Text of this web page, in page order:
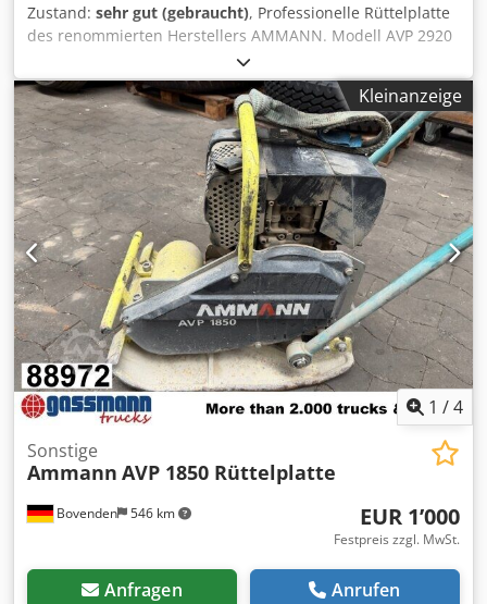
Zustand: sehr gut (gebraucht), Professionelle Rüttelplatte
des renommierten Herstellers AMMANN. Modell AVP 2920
ausgestattet mit einem zuverlässigen HATZ Dieselmotor
mit 5 kW Leistung. Die Maschine ist für professionelle
Pflasterarbeiten, Straßenbau sowie die Verdichtung von
Boden, Pflastersteinen, Schotter und Asphalt ausgelegt.
Das Gerät ist komplett mechanisch, mit robuster deutscher
Konstruktion. Optischer Zustand entsprechend den Fotos –
normale Gebrauchsspuren. Technische Daten: • Hersteller:
AMMANN • Modell: AVP 2920 • Baujahr: 1999 • Motor: HATZ
Diesel Cjdpfxoy Sifys Amgorf • Motortyp: 1B30-6 • Leistung:
5 kW • Betriebsgewicht: 190 kg • Handstart • Made in
Germany Einsatzbereiche: • Pflastersteinverdichtung •
Pflasterarbeiten • Straßenbau • Verdichten von Boden und
Schotter • Gräben und Fundamente Zustand: Gebrauchte,
vollständige Maschine. HATZ Motor – robuste und
geschätzte Diesel-Einheit.
Kleinanzeige
1 /4
Bovenden 546 km
Sonstige
Ammann AVP 1850 Rüttelplatte
EUR 1’000
Festpreis zzgl. MwSt.
Anfragen Anrufen